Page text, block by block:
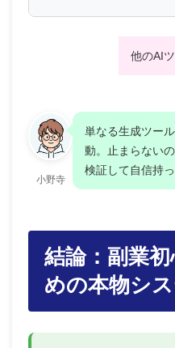
他のAI
小野寺
単なる生成ツー
動。止まらない
検証して自信持っ
結論：副業
めの本物シ